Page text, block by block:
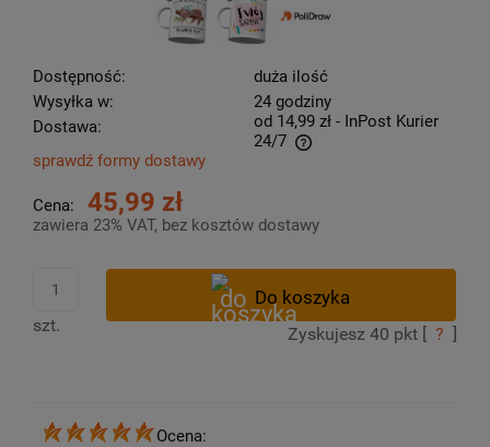
Dostępność:
duża ilość
Wysyłka w:
24 godziny
Dostawa:
od 14,99 zł - InPost Kurier
24/7
Cena nie zawiera ewentualnych kosztów płatności
sprawdź formy dostawy
Cena: 45,99 zł
zawiera 23% VAT, bez kosztów dostawy
szt. Zyskujesz 40 pkt [ ? ]
Ocena: